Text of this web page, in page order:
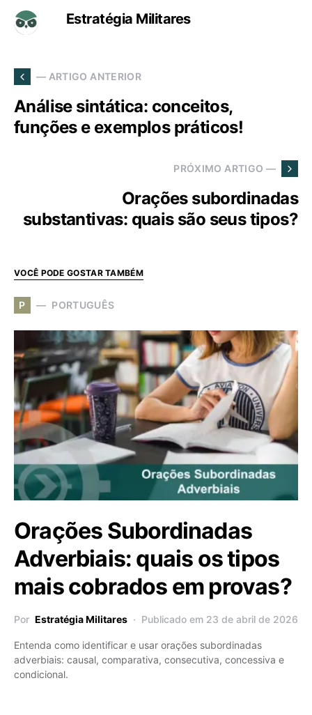
Estratégia Militares
— ARTIGO ANTERIOR
Análise sintática: conceitos,
funções e exemplos práticos!
PRÓXIMO ARTIGO —
Orações subordinadas
substantivas: quais são seus tipos?
VOCÊ PODE GOSTAR TAMBÉM
P PORTUGUÊS
Orações Subordinadas
Adverbiais: quais os tipos
mais cobrados em provas?
Por Estratégia Militares Publicado em 23 de abril de 2026
Entenda como identificar e usar orações subordinadas
adverbiais: causal, comparativa, consecutiva, concessiva e
condicional.